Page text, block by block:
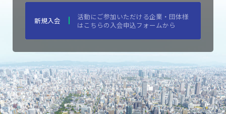
新規入会
活動にご参加いただける企業・団体様
はこちらの入会申込フォームから